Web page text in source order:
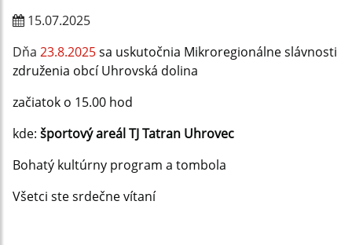
15.07.2025
Dňa 23.8.2025sa uskutočnia Mikroregionálne slávnosti
združenia obcí Uhrovská dolina
začiatok o 15.00 hod
kde: športový areál TJ Tatran Uhrovec
Bohatý kultúrny program a tombola
Všetci ste srdečne vítaní